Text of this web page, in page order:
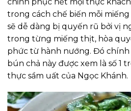
trong cách chế biến mỗi
sẽ dễ dàng bị quyến rũ bởi vị
trong từng miếng thịt, hòa
phức từ hành nướng. Đó chính
bún chả này được xem là số 1
thực sầm uất của Ngọc Khánh.